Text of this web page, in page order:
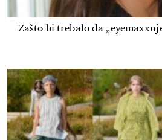
Zašto bi trebalo da